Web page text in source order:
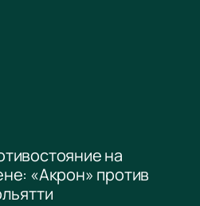
на
«Акрон» против